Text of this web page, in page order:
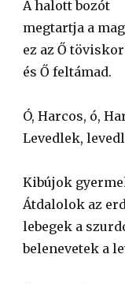
A halott bozót
megtartja a
ez az Ő
és Ő feltámad.
Ó, Harcos, ó,
Levedlek,
Kibújok
Átdalolok az
lebegek a
belenevetek a